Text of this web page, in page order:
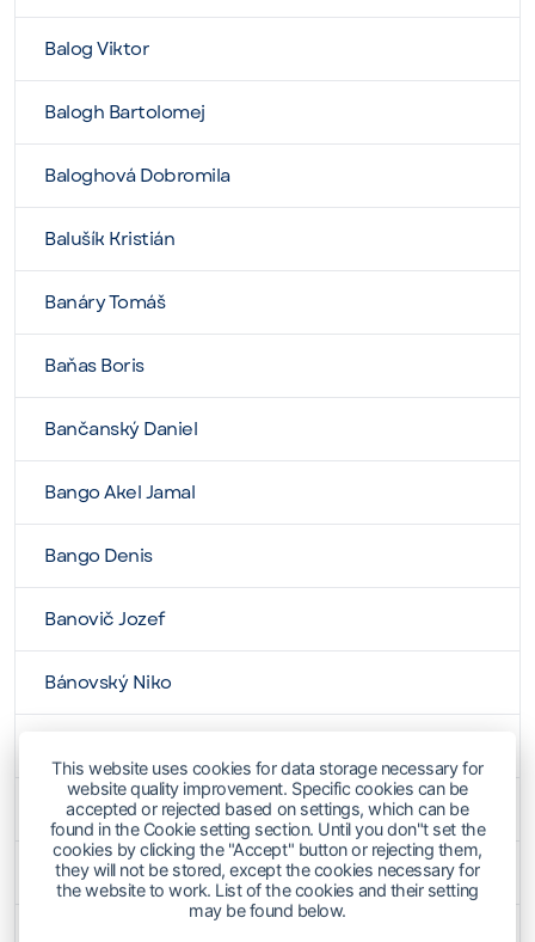
Balog Viktor
Balogh Bartolomej
Baloghová Dobromila
Balušík Kristián
Banáry Tomáš
Baňas Boris
Bančanský Daniel
Bango Akel Jamal
Bango Denis
Banovič Jozef
Bánovský Niko
Baran Ján
Barančík Marek
This website uses cookies for data storage necessary for
website quality improvement. Specific cookies can be
accepted or rejected based on settings, which can be
found in the Cookie setting section. Until you don"t set the
cookies by clicking the "Accept" button or rejecting them,
they will not be stored, except the cookies necessary for
the website to work. List of the cookies and their setting
may be found below.